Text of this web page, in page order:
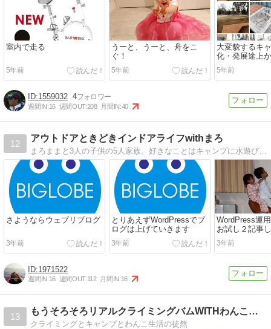
室内で走る
5年前
うーと、うーと、舟をこ
ぐ！
5年前
大変貌するキ
化・発展途上
5年前
1559032 4
週間IN:16 週間OUT:208 月間IN:40
12
アウトドアときどきインドアライフwithまろ
まろままと3人の子供の5人家族。好きなことはキャンプに水遊び、カヌー、スキー、カメラ、キャンピングカーでのお出かけ。そして北海道。
さようならウェブリブログ
3年前
とりあえずWordPressでブ
ログは上げていきます
3年前
WordPress運
お試し２記事
3年前
1971522
週間IN:16 週間OUT:112 月間IN:16
13
もうそろそろリアルクライミングバムWITHわんこ 2nd
クライミングとキャンプとわんこ生活の徒然